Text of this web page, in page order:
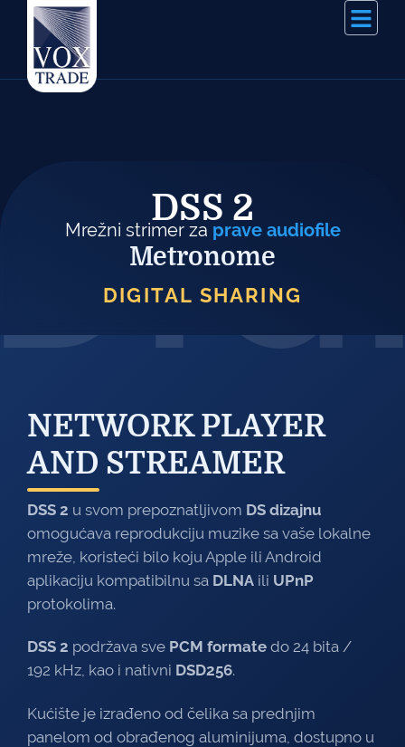
DSS 2
Mrežni strimer za prave audiofile
Metronome
DIGITAL SHARING
NETWORK PLAYER
AND STREAMER
DSS 2 u svom prepoznatljivom DS dizajnu
omogućava reprodukciju muzike sa vaše lokalne
mreže, koristeći bilo koju Apple ili Android
aplikaciju kompatibilnu sa DLNA ili UPnP
protokolima.
DSS 2 podržava sve PCM formate do 24 bita /
192 kHz, kao i nativni DSD256.
Kućište je izrađeno od čelika sa prednjim
panelom od obrađenog aluminijuma, dostupno u